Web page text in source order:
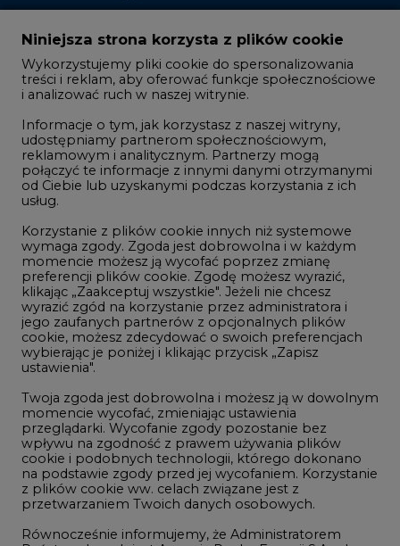
Zmiany kadrowe na rynku
Studio CIRE
Rozmowy o energetyce
Gospodarka
Geopolityka
LTE450
Innowacje i AI
Telekomunikacja i IT
Handel emisjami CO2
Wodór
Górnictwo
Atom
Fotowoltaika
Offshore wind
Niniejsza strona korzysta z plików cookie
Wykorzystujemy pliki cookie do spersonalizowania
treści i reklam, aby oferować funkcje społecznościowe
i analizować ruch w naszej witrynie.
Informacje o tym, jak korzystasz z naszej witryny,
udostępniamy partnerom społecznościowym,
reklamowym i analitycznym. Partnerzy mogą
połączyć te informacje z innymi danymi otrzymanymi
od Ciebie lub uzyskanymi podczas korzystania z ich
usług.
Korzystanie z plików cookie innych niż systemowe
wymaga zgody. Zgoda jest dobrowolna i w każdym
momencie możesz ją wycofać poprzez zmianę
preferencji plików cookie. Zgodę możesz wyrazić,
klikając „Zaakceptuj wszystkie". Jeżeli nie chcesz
wyrazić zgód na korzystanie przez administratora i
jego zaufanych partnerów z opcjonalnych plików
cookie, możesz zdecydować o swoich preferencjach
wybierając je poniżej i klikając przycisk „Zapisz
ustawienia".
Twoja zgoda jest dobrowolna i możesz ją w dowolnym
momencie wycofać, zmieniając ustawienia
przeglądarki. Wycofanie zgody pozostanie bez
wpływu na zgodność z prawem używania plików
cookie i podobnych technologii, którego dokonano
na podstawie zgody przed jej wycofaniem. Korzystanie
z plików cookie ww. celach związane jest z
przetwarzaniem Twoich danych osobowych.
Równocześnie informujemy, że Administratorem